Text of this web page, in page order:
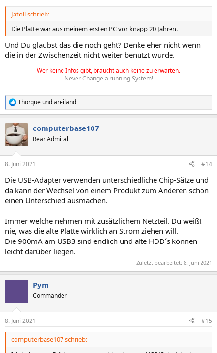
Jatoll schrieb:
Die Platte war aus meinem ersten PC vor knapp 20 Jahren.
Und Du glaubst das die noch geht? Denke eher nicht wenn
die in der Zwischenzeit nicht weiter benutzt wurde.
Wer keine Infos gibt, braucht auch keine zu erwarten.
Never Change a running System!
R
e
k
t
i
e
:
Thorque undareiland
computerbase107
Rear Admiral
8. Juni 2021 #14
Die USB-Adapter verwenden unterschiedliche Chip-Sätze und
da kann der Wechsel von einem Produkt zum Anderen schon
einen Unterschied ausmachen.
Immer welche nehmen mit zusätzlichem Netzteil. Du weißt
nie, was die alte Platte wirklich an Strom ziehen will.
Die 900mA am USB3 sind endlich und alte HDD´s können
leicht darüber liegen.
Zuletzt bearbeitet: 8. Juni 2021
Pym
Commander
8. Juni 2021 #15
computerbase107 schrieb: